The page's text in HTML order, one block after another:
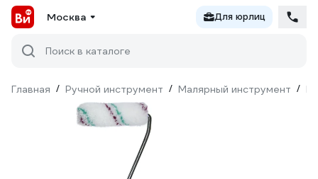
Москва Для юрлиц
Поиск в каталоге
Главная / Ручной инструмент / Малярный инструмент /